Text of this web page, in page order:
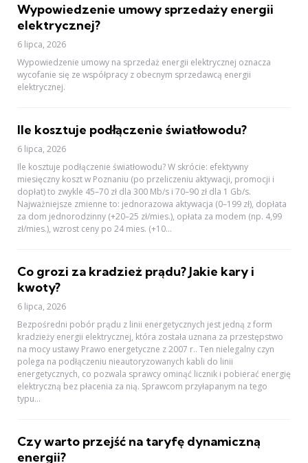
Wypowiedzenie umowy sprzedaży energii
elektrycznej?
6 lipca, 2026
Wypowiedzenie umowy na sprzedaż energii elektrycznej oznacza
wycofanie się ze współpracy z obecnym sprzedawcą energii
elektrycznej.
Ile kosztuje podłączenie światłowodu?
6 lipca, 2026
Ile kosztuje podłączenie światłowodu? W skrócie: efektywny
miesięczny koszt w Poznaniu (po przeliczeniu aktywacji, promocji i
dopłat) to zwykle 45–70 zł dla 300 Mb/s i 70–90 zł dla 1 Gb/s.
Najważniejsze zmienne to: jednorazowa aktywacja (0–199 zł), dopłata
za dom jednorodzinny (+20–25 zł/mies.), opłata za modem (np. 4,99
zł/mies.), wzrost ceny po 24 mies. (+10...
Co grozi za kradzież prądu? Jakie kary i
kwoty?
6 lipca, 2026
Bezpośredni pobór prądu z linii energetycznych jest jedną z form
kradzieży energii elektrycznej, która została uznana za przestępstwo
na mocy ustawy Prawo energetyczne z 2007 r.. Ten nielegalny czyn
polega na podłączeniu nieautoryzowanych kabli do linii
energetycznych, co pozwala sprawcy ominąć licznik i pobierać energię
elektryczną bez płacenia za nią. Sprawcom przyłapanym na tego
typu...
Czy warto przejść na taryfę dynamiczną
energii?